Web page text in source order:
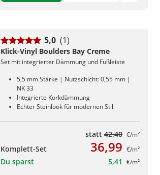
5,0 (1)
Klick-Vinyl Boulders Bay Creme
Set mit integrierter Dämmung und Fußleiste
5,5 mm Stärke | Nutzschicht: 0,55 mm |
NK 33
Integrierte Korkdämmung
Echter Steinlook für modernen Stil
statt 42,40 €/m²
Komplett-Set 36,99 €/m²
Du sparst 5,41 €/m²